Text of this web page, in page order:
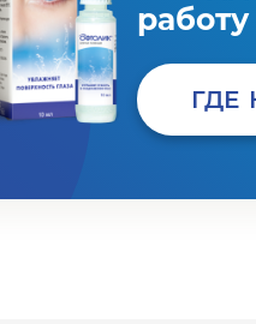
работу
ГДЕ